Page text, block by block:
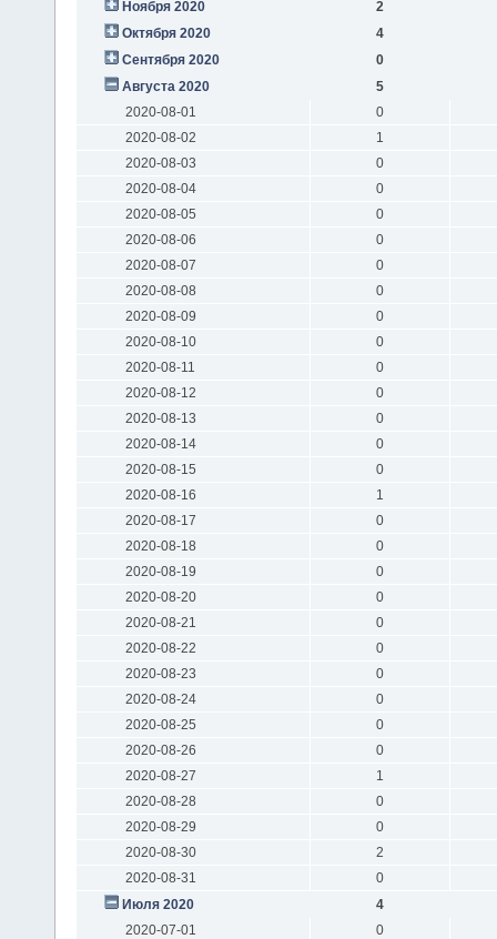
Ноября 2020
2
Октября 2020
4
Сентября 2020
0
Августа 2020
5
2020-08-01
0
2020-08-02
1
2020-08-03
0
2020-08-04
0
2020-08-05
0
2020-08-06
0
2020-08-07
0
2020-08-08
0
2020-08-09
0
2020-08-10
0
2020-08-11
0
2020-08-12
0
2020-08-13
0
2020-08-14
0
2020-08-15
0
2020-08-16
1
2020-08-17
0
2020-08-18
0
2020-08-19
0
2020-08-20
0
2020-08-21
0
2020-08-22
0
2020-08-23
0
2020-08-24
0
2020-08-25
0
2020-08-26
0
2020-08-27
1
2020-08-28
0
2020-08-29
0
2020-08-30
2
2020-08-31
0
Июля 2020
4
2020-07-01
0